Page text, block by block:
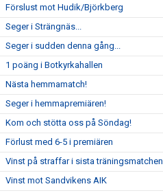
Förslust mot Hudik/Björkberg
Seger i Strängnäs...
Seger i sudden denna gång...
1 poäng i Botkyrkahallen
Nästa hemmamatch!
Seger i hemmapremiären!
Kom och stötta oss på Söndag!
Förlust med 6-5 i premiären
Vinst på straffar i sista träningsmatchen
Vinst mot Sandvikens AIK